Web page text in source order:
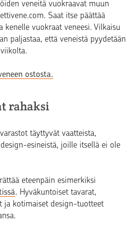
veneitä vuokraavat muun
Saat itse päättää
vuokraat veneesi. Vilkaisu
paljastaa, että veneistä pyydetään
ostosta.
rahaksi
täyttyvät vaatteista,
esineistä, joille itsellä ei ole
eteenpäin esimerkiksi
. Hyväkuntoiset tavarat,
ja kotimaiset design-tuotteet